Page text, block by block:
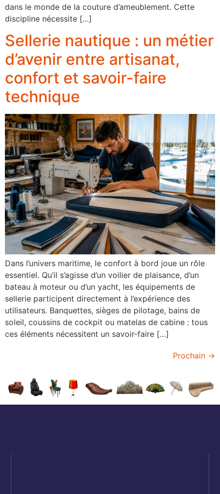
dans le monde de la couture d’ameublement. Cette
discipline nécessite […]
Sellerie nautique : un métier
d’avenir entre artisanat,
confort et savoir-faire
technique
Dans l’univers maritime, le confort à bord joue un rôle
essentiel. Qu’il s’agisse d’un voilier de plaisance, d’un
bateau à moteur ou d’un yacht, les équipements de
sellerie participent directement à l’expérience des
utilisateurs. Banquettes, sièges de pilotage, bains de
soleil, coussins de cockpit ou matelas de cabine : tous
ces éléments nécessitent un savoir-faire […]
Prochain →